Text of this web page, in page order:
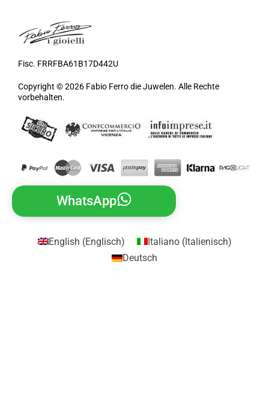
Fisc. FRRFBA61B17D442U
Copyright © 2026 Fabio Ferro die Juwelen. Alle Rechte
vorbehalten.
WhatsApp
English (Englisch) Italiano(Italienisch)
Deutsch